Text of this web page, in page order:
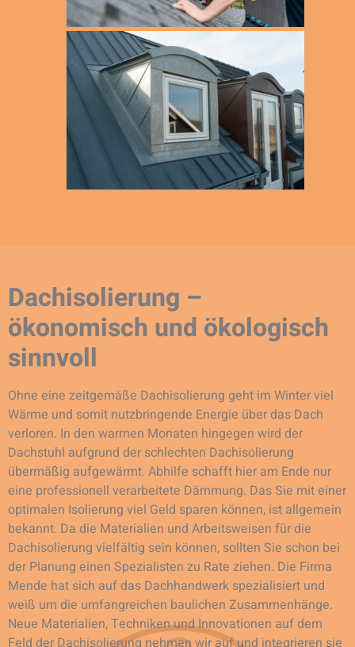
Dachisolierung –
ökonomisch und ökologisch
sinnvoll
Ohne eine zeitgemäße Dachisolierung geht im Winter viel
Wärme und somit nutzbringende Energie über das Dach
verloren. In den warmen Monaten hingegen wird der
Dachstuhl aufgrund der schlechten Dachisolierung
übermäßig aufgewärmt. Abhilfe schafft hier am Ende nur
eine professionell verarbeitete Dämmung. Das Sie mit einer
optimalen Isolierung viel Geld sparen können, ist allgemein
bekannt. Da die Materialien und Arbeitsweisen für die
Dachisolierung vielfältig sein können, sollten Sie schon bei
der Planung einen Spezialisten zu Rate ziehen. Die Firma
Mende hat sich auf das Dachhandwerk spezialisiert und
weiß um die umfangreichen baulichen Zusammenhänge.
Neue Materialien, Techniken und Innovationen auf dem
Feld der Dachisolierung nehmen wir auf und integrieren sie